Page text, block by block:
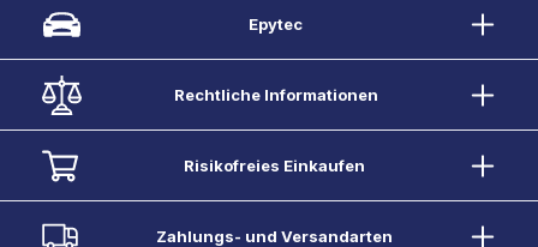
Epytec
Rechtliche Informationen
Risikofreies Einkaufen
Zahlungs- und Versandarten